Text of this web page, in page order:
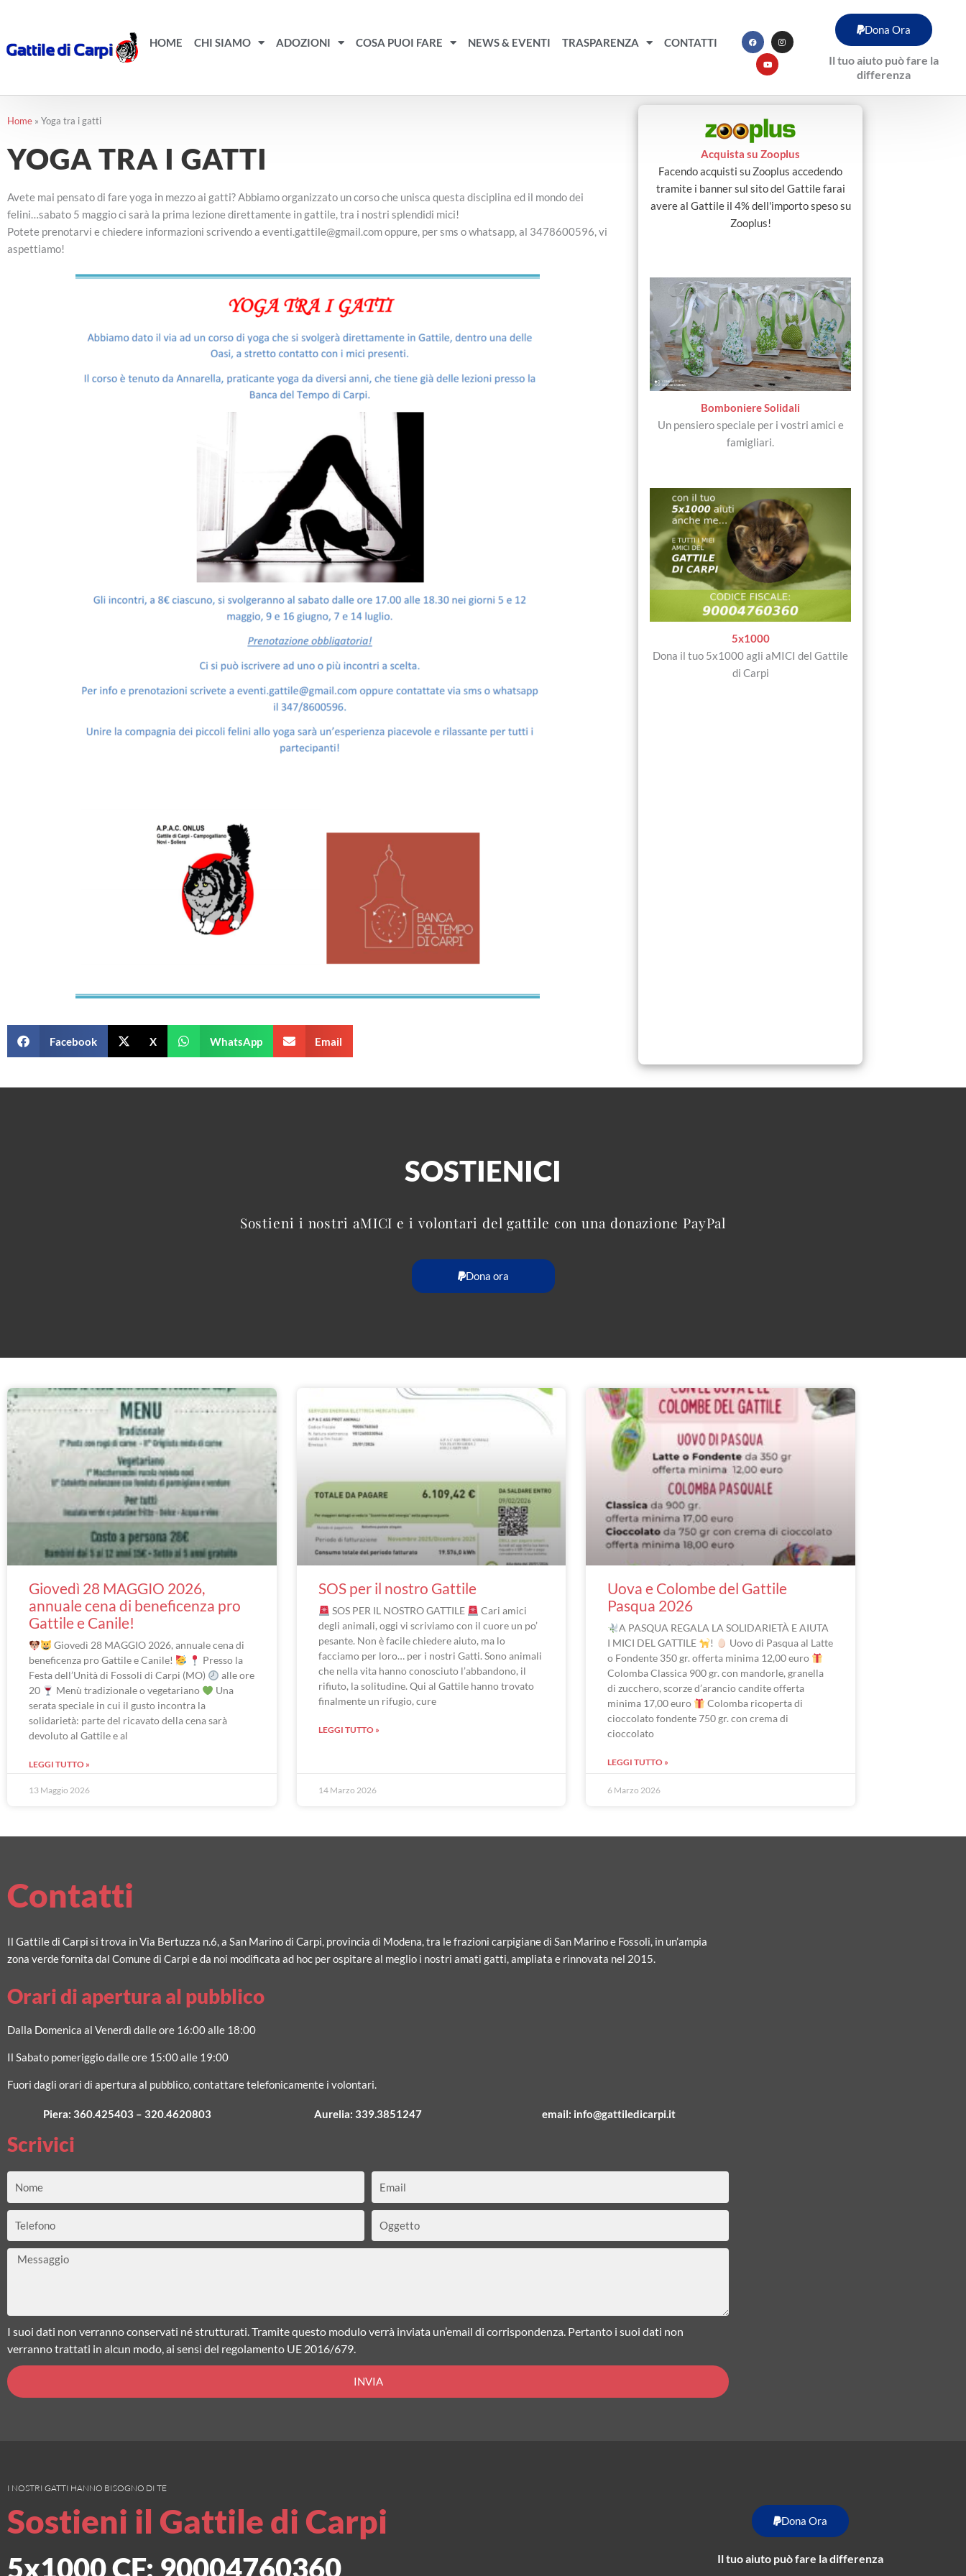
contenuto
HOME CHI SIAMO ADOZIONI COSA PUOI FARE NEWS & EVENTI TRASPARENZA CONTATTI
a
c
e
b
n
s
t
a
u
b
e
Dona Ora
Il tuo aiuto può fare la
differenza
Home » Yoga tra i gatti
YOGA TRA I GATTI
Avete mai pensato di fare yoga in mezzo ai gatti? Abbiamo organizzato un corso che unisca questa disciplina ed il mondo dei
felini…sabato 5 maggio ci sarà la prima lezione direttamente in gattile, tra i nostri splendidi mici!
Potete prenotarvi e chiedere informazioni scrivendo a eventi.gattile@gmail.com oppure, per sms o whatsapp, al 3478600596, vi
aspettiamo!
Facebook X WhatsApp Email
Acquista su Zooplus
Facendo acquisti su Zooplus accedendo
tramite i banner sul sito del Gattile farai
avere al Gattile il 4% dell'importo speso su
Zooplus!
Bomboniere Solidali
Un pensiero speciale per i vostri amici e
famigliari.
5x1000
Dona il tuo 5x1000 agli aMICI del Gattile
di Carpi
SOSTIENICI
Sostieni i nostri aMICI e i volontari del gattile con una donazione PayPal
Dona ora
Giovedì 28 MAGGIO 2026,
annuale cena di beneficenza pro
Gattile e Canile!
Giovedì 28 MAGGIO 2026, annuale cena di
beneficenza pro Gattile e Canile!
Presso la
Festa dell’Unità di Fossoli di Carpi (MO)
alle ore
20
Menù tradizionale o vegetariano
Una
serata speciale in cui il gusto incontra la
solidarietà: parte del ricavato della cena sarà
devoluto al Gattile e al
LEGGI TUTTO »
13 Maggio 2026
SOS per il nostro Gattile
SOS PER IL NOSTRO GATTILE
Cari amici
degli animali, oggi vi scriviamo con il cuore un po’
pesante. Non è facile chiedere aiuto, ma lo
facciamo per loro… per i nostri Gatti. Sono animali
che nella vita hanno conosciuto l’abbandono, il
rifiuto, la solitudine. Qui al Gattile hanno trovato
finalmente un rifugio, cure
LEGGI TUTTO »
14 Marzo 2026
Uova e Colombe del Gattile
Pasqua 2026
A PASQUA REGALA LA SOLIDARIETÀ E AIUTA
I MICI DEL GATTILE
!
Uovo di Pasqua al Latte
o Fondente 350 gr. offerta minima 12,00 euro
Colomba Classica 900 gr. con mandorle, granella
di zucchero, scorze d’arancio candite offerta
minima 17,00 euro
Colomba ricoperta di
cioccolato fondente 750 gr. con crema di
cioccolato
LEGGI TUTTO »
6 Marzo 2026
Contatti
Il Gattile di Carpi si trova in Via Bertuzza n.6, a San Marino di Carpi, provincia di Modena, tra le frazioni carpigiane di San Marino e Fossoli, in un’ampia
zona verde fornita dal Comune di Carpi e da noi modificata ad hoc per ospitare al meglio i nostri amati gatti, ampliata e rinnovata nel 2015.
Orari di apertura al pubblico
Dalla Domenica al Venerdì dalle ore 16:00 alle 18:00
Il Sabato pomeriggio dalle ore 15:00 alle 19:00
Fuori dagli orari di apertura al pubblico, contattare telefonicamente i volontari.
Piera:360.425403 –320.4620803 Aurelia: 339.3851247 email: info@gattiledicarpi.it
Scrivici
Messaggio
I suoi dati non verranno conservati né strutturati. Tramite questo modulo verrà inviata un’email di corrispondenza. Pertanto i suoi dati non
verranno trattati in alcun modo, ai sensi del regolamento UE 2016/679.
INVIA
I NOSTRI GATTI HANNO BISOGNO DI TE
Sostieni il Gattile di Carpi
5x1000 CF: 90004760360
Dona Ora
Il tuo aiuto può fare la differenza